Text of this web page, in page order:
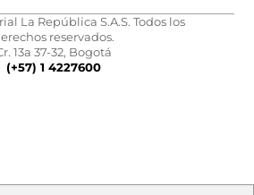
La República S.A.S. Todos los
reservados.
13a 37-32, Bogotá
(+57) 1 4227600